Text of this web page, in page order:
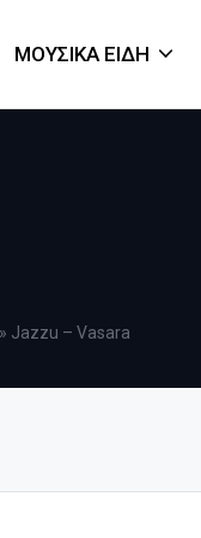
ΜΟΥΣΙΚΆ ΕΊΔΗ
» Jazzu – Vasara